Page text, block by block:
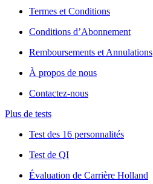
Termes et Conditions
Conditions d’Abonnement
Remboursements et Annulations
À propos de nous
Contactez-nous
Plus de tests
Test des 16 personnalités
Test de QI
Évaluation de Carrière Holland